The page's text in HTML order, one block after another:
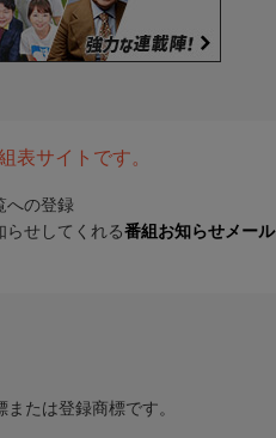
表サイトです。
への登録
らせしてくれる番組お知らせメール
たは登録商標です。